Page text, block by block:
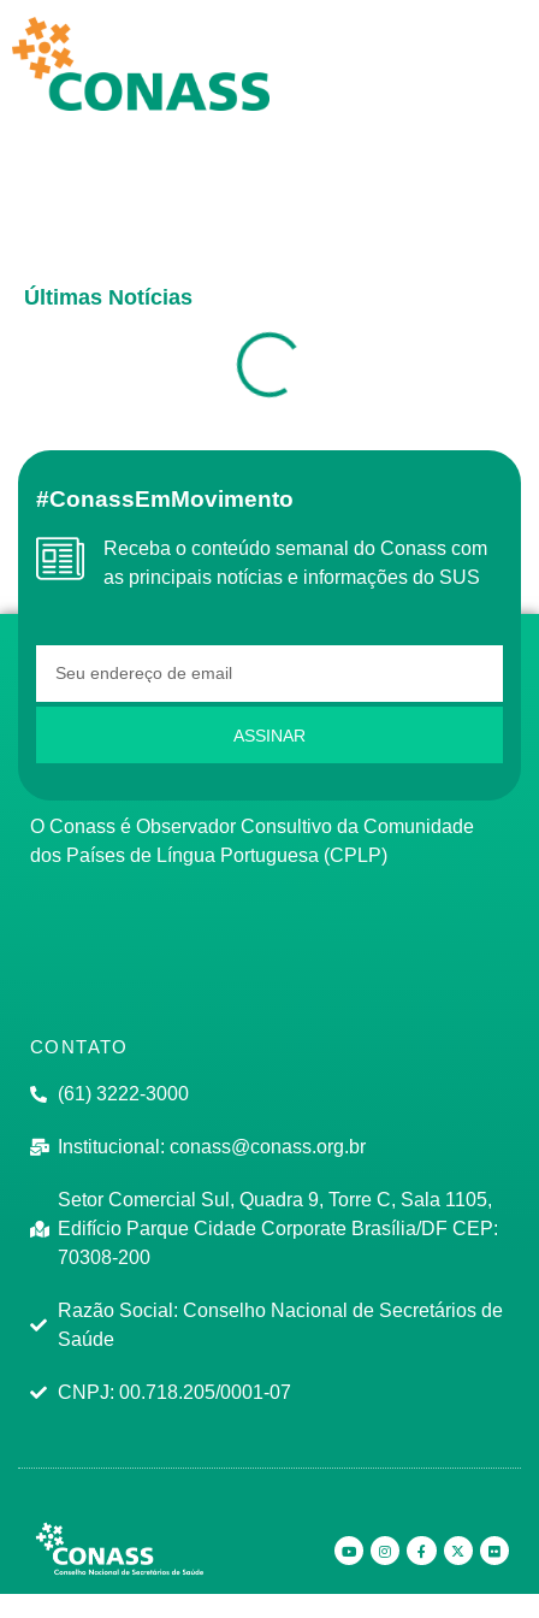
Últimas Notícias
#ConassEmMovimento
Receba o conteúdo semanal do Conass com
as principais notícias e informações do SUS
ASSINAR
O Conass é Observador Consultivo da Comunidade
dos Países de Língua Portuguesa (CPLP)
CONTATO
(61) 3222-3000
Institucional: conass@conass.org.br
Setor Comercial Sul, Quadra 9, Torre C, Sala 1105,
Edifício Parque Cidade Corporate Brasília/DF CEP:
70308-200
Razão Social: Conselho Nacional de Secretários de
Saúde
CNPJ: 00.718.205/0001-07